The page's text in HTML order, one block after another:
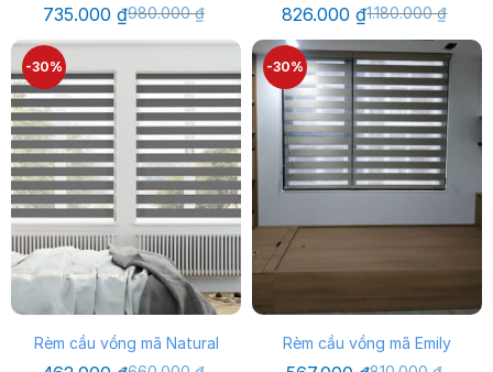
980.000₫
Giá
gốc
là:
980.000 ₫.
735.000 ₫Giá
hiện
tại
là:
735.000 ₫.
1.180.000₫
Giá
là:
1.180.000 ₫.
826.000₫Giá
tại
là:
826.000 ₫.
-30%
Rèm cầu vồng mã Natural
-30%
Rèm cầu vồng mã Emily